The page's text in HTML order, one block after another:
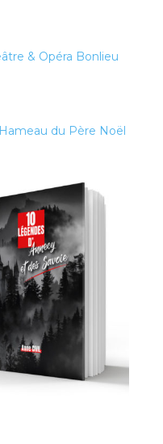
& Opéra Bonlieu
du Père Noël